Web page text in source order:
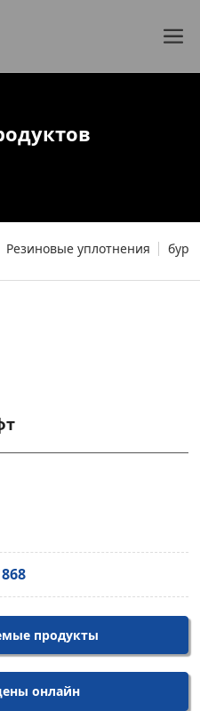
Резиновые уплотнения
продукты
онлайн